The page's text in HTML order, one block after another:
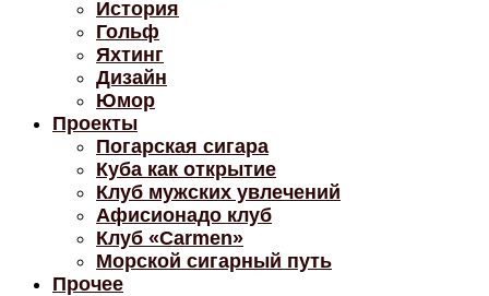
История
Гольф
Яхтинг
Дизайн
Юмор
Проекты
Погарская сигара
Куба как открытие
Клуб мужских увлечений
Афисионадо клуб
Клуб «Carmen»
Морской сигарный путь
Прочее